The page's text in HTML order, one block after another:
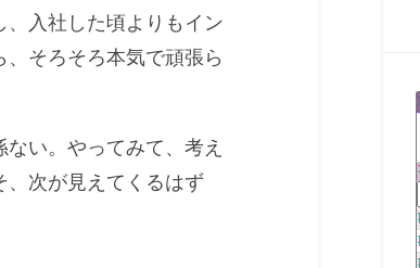
入社した頃よりもイン
そろそろ本気で頑張ら
い。やってみて、考え
、次が見えてくるはず